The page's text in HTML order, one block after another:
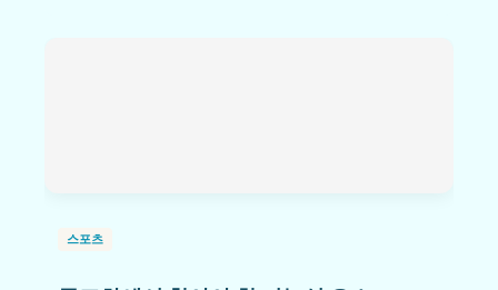
스포츠